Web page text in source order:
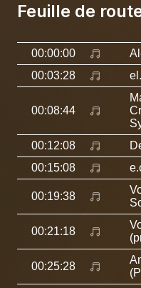
Feuille de
00:00:00
00:03:28
el.
00:08:44
00:12:08
00:15:08
00:19:38
00:21:18
00:25:28